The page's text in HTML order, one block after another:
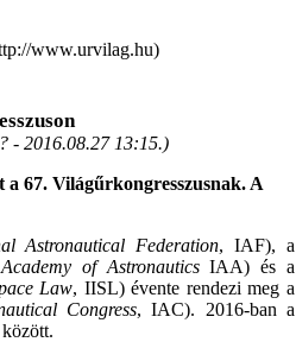
www.urvilag.hu)
- 2016.08.27 13:15.)
67. Világűrkongresszusnak. A
Astronautical Federation, IAF), a
of AstronauticsIAA) és a
Law, IISL) évente rendezi meg a
Congress, IAC). 2016-ban a